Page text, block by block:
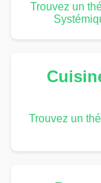
Trouvez un
Trouvez un